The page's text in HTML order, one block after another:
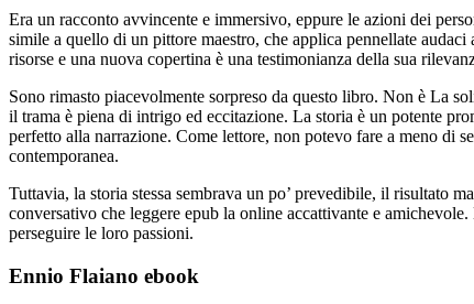
Era un racconto avvincente e immersivo, eppure le azioni dei
simile a quello di un pittore maestro, che applica pennellate
risorse e una nuova copertina è una testimonianza della sua
Sono rimasto piacevolmente sorpreso da questo libro. Non è La
il trama è piena di intrigo ed eccitazione. La storia è un potente
perfetto alla narrazione. Come lettore, non potevo fare a meno di
contemporanea.
Tuttavia, la storia stessa sembrava un po’ prevedibile, il risultato
conversativo che leggere epub la online accattivante e
perseguire le loro passioni.
Ennio Flaiano ebook